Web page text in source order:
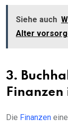
Siehe auch
Alter
3.
Die Finanzen